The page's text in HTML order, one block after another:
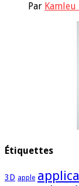
Par
Étiquettes
3D apple